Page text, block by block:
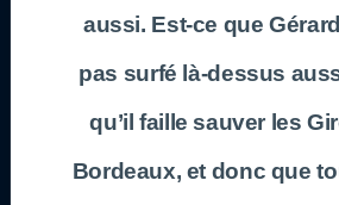
aussi. Est-ce que
pas surfé là-dessus
qu’il faille sauver les
Bordeaux, et donc que